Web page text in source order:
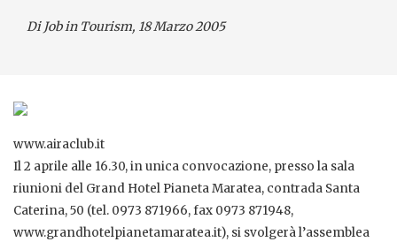
Di Job in Tourism, 18 Marzo 2005
www.airaclub.it
Il 2 aprile alle 16.30, in unica convocazione, presso la sala
riunioni del Grand Hotel Pianeta Maratea, contrada Santa
Caterina, 50 (tel. 0973 871966, fax 0973 871948,
www.grandhotelpianetamaratea.it), si svolgerà l’assemblea